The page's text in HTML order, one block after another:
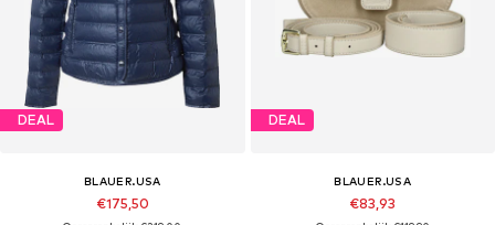
DEAL
BLAUER.USA
€175,50
DEAL
BLAUER.USA
€83,93